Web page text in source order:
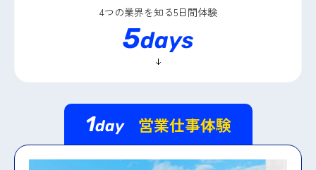
4つの業界を知る5日間体験
5days
1day 営業仕事体験